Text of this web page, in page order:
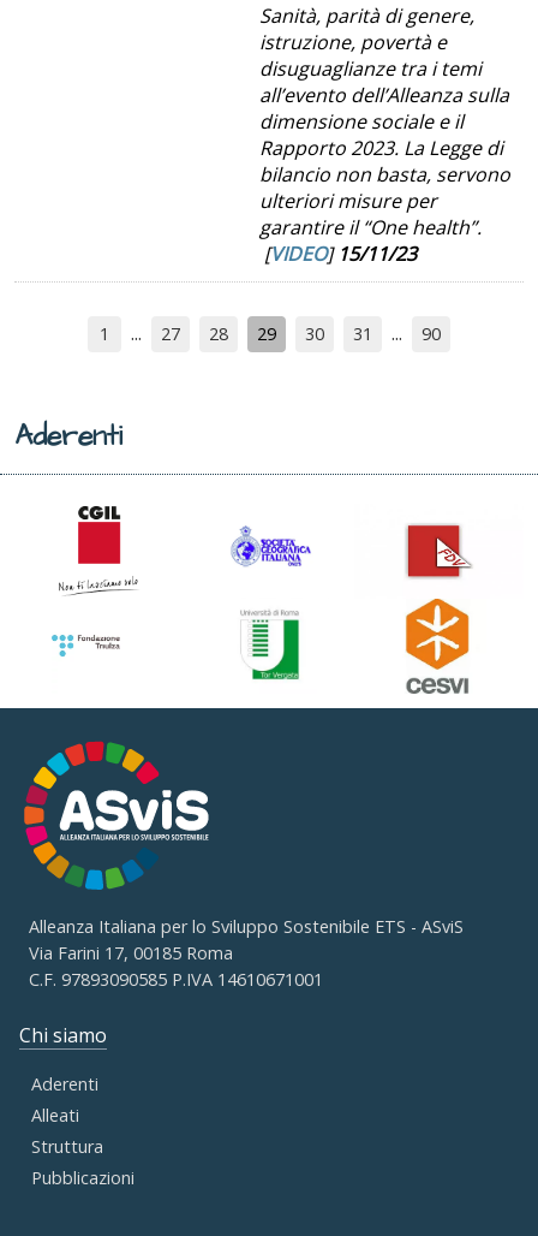
Sanità, parità di genere,
istruzione, povertà e
disuguaglianze tra i temi
all’evento dell’Alleanza sulla
dimensione sociale e il
Rapporto 2023. La Legge di
bilancio non basta, servono
ulteriori misure per
garantire il “One health”.
[VIDEO] 15/11/23
1 27 28 29 30 31 90
Aderenti
Alleanza Italiana per lo Sviluppo Sostenibile ETS - ASviS
Via Farini 17, 00185 Roma
C.F. 97893090585 P.IVA 14610671001
Chi siamo
Aderenti
Alleati
Struttura
Pubblicazioni